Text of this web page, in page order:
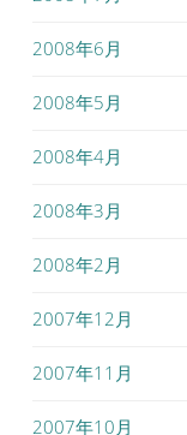
2008年6月
2008年5月
2008年4月
2008年3月
2008年2月
2007年12月
2007年11月
2007年10月